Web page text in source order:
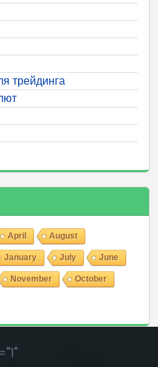
трейдинга
April August
January July June
November October